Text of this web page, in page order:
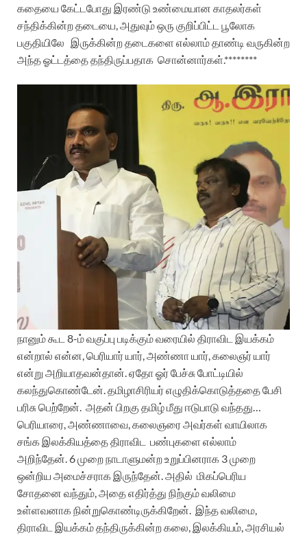
கதையை கேட்டபோது இரண்டு உண்மையான காதலர்கள்
சந்திக்கின்ற தடையை, அதுவும் ஒரு குறிப்பிட்ட பூலோக
பகுதியிலே இருக்கின்ற தடைகளை எல்லாம் தாண்டி வருகின்ற
அந்த ஓட்டத்தை தந்திருப்பதாக சொன்னார்கள்.********
நானும் கூட 8-ம் வகுப்பு படிக்கும் வரையில் திராவிட இயக்கம்
என்றால் என்ன, பெரியார் யார், அண்ணா யார், கலைஞர் யார்
என்று அறியாதவன்தான். ஏதோ ஓர் பேச்சு போட்டியில்
கலந்துகொண்டேன். தமிழாசிரியர் எழுதிக்கொடுத்ததை பேசி
பரிசு பெற்றேன். அதன் பிறகு தமிழ் மீது ஈடுபாடு வந்தது…
பெரியாரை, அண்ணாவை, கலைஞரை அவர்கள் வாயிலாக
சங்க இலக்கியத்தை திராவிட
பண்புகளை எல்லாம்
அறிந்தேன். 6 முறை நாடாளுமன்ற உறுப்பினராக 3 முறை
ஒன்றிய அமைச்சராக இருந்தேன். அதில் மிகப்பெரிய
சோதனை வந்தும், அதை எதிர்த்து நிற்கும் வலிமை
உள்ளவனாக நின்றுகொண்டிருக்கிறேன். இந்த வலிமை,
திராவிட இயக்கம் தந்திருக்கின்ற கலை, இலக்கியம், அரசியல்